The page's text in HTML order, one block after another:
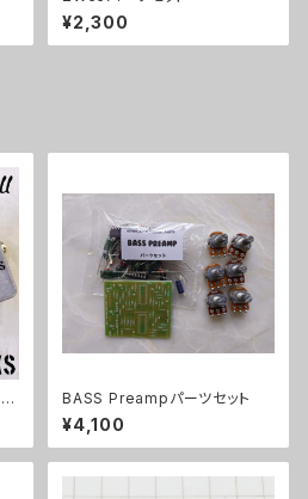
¥2,300
BASS Preampパーツセット
¥4,100